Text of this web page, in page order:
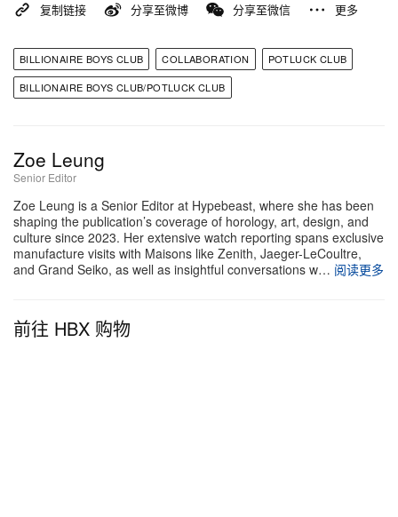
复制链接 分享至微博 分享至微信 更多
BILLIONAIRE BOYS CLUB COLLABORATION
POTLUCK CLUB
BILLIONAIRE BOYS CLUB/POTLUCK CLUB
Zoe Leung
Senior Editor
Zoe Leung is a Senior Editor at Hypebeast, where she has been
shaping the publication’s coverage of horology, art, design, and
culture since 2023. Her extensive watch reporting spans exclusive
manufacture visits with Maisons like Zenith, Jaeger-LeCoultre,
and Grand Seiko, as well as insightful conversations w… 阅读更多
前往 HBX 购物